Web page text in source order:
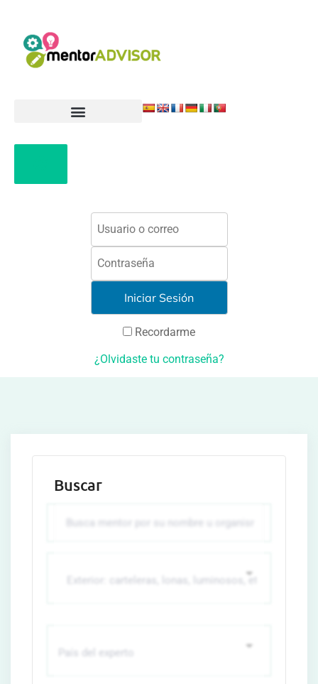
Recordarme
¿Olvidaste tu contraseña?
Buscar